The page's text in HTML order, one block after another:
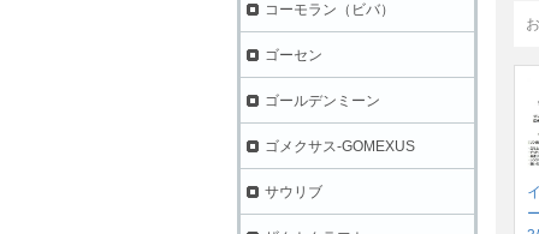
コーモラン（ビバ）
ゴーセン
ゴールデンミーン
ゴメクサス-GOMEXUS
サウリブ